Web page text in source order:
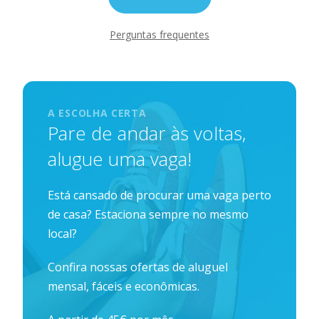
Perguntas frequentes
A ESCOLHA CERTA
Pare de andar às voltas,
alugue uma vaga!
Está cansado de procurar uma vaga perto
de casa? Estaciona sempre no mesmo
local?
Confira nossas ofertas de aluguel
mensal, fáceis e econômicas.